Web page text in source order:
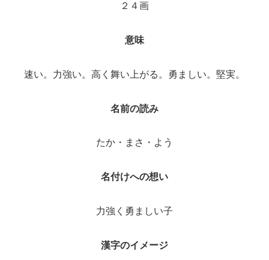
２４画
意味
速い。力強い。高く舞い上がる。勇ましい。堅実。
名前の読み
たか・まさ・よう
名付けへの想い
力強く勇ましい子
漢字のイメージ